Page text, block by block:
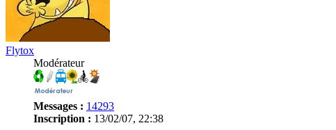
Flytox
Modérateur
Messages : 14293
Inscription : 13/02/07, 22:38